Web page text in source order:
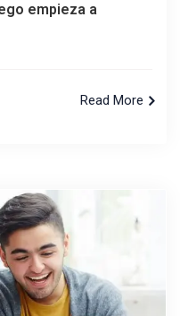
empieza a
Read More